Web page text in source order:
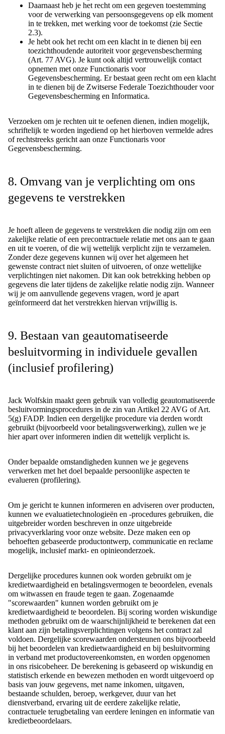
Daarnaast heb je het recht om een gegeven toestemming
voor de verwerking van persoonsgegevens op elk moment
in te trekken, met werking voor de toekomst (zie Sectie
2.3).
Je hebt ook het recht om een klacht in te dienen bij een
toezichthoudende autoriteit voor gegevensbescherming
(Art. 77 AVG). Je kunt ook altijd vertrouwelijk contact
opnemen met onze Functionaris voor
Gegevensbescherming. Er bestaat geen recht om een klacht
in te dienen bij de Zwitserse Federale Toezichthouder voor
Gegevensbescherming en Informatica.
Verzoeken om je rechten uit te oefenen dienen, indien mogelijk,
schriftelijk te worden ingediend op het hierboven vermelde adres
of rechtstreeks gericht aan onze Functionaris voor
Gegevensbescherming.
8. Omvang van je verplichting om ons
gegevens te verstrekken
Je hoeft alleen de gegevens te verstrekken die nodig zijn om een
zakelijke relatie of een precontractuele relatie met ons aan te gaan
en uit te voeren, of die wij wettelijk verplicht zijn te verzamelen.
Zonder deze gegevens kunnen wij over het algemeen het
gewenste contract niet sluiten of uitvoeren, of onze wettelijke
verplichtingen niet nakomen. Dit kan ook betrekking hebben op
gegevens die later tijdens de zakelijke relatie nodig zijn. Wanneer
wij je om aanvullende gegevens vragen, word je apart
geïnformeerd dat het verstrekken hiervan vrijwillig is.
9. Bestaan van geautomatiseerde
besluitvorming in individuele gevallen
(inclusief profilering)
Jack Wolfskin maakt geen gebruik van volledig geautomatiseerde
besluitvormingsprocedures in de zin van Artikel 22 AVG of Art.
5(g) FADP. Indien een dergelijke procedure via derden wordt
gebruikt (bijvoorbeeld voor betalingsverwerking), zullen we je
hier apart over informeren indien dit wettelijk verplicht is.
Onder bepaalde omstandigheden kunnen we je gegevens
verwerken met het doel bepaalde persoonlijke aspecten te
evalueren (profilering).
Om je gericht te kunnen informeren en adviseren over producten,
kunnen we evaluatietechnologieën en -procedures gebruiken, die
uitgebreider worden beschreven in onze uitgebreide
privacyverklaring voor onze website. Deze maken een op
behoeften gebaseerde productontwerp, communicatie en reclame
mogelijk, inclusief markt- en opinieonderzoek.
Dergelijke procedures kunnen ook worden gebruikt om je
kredietwaardigheid en betalingsvermogen te beoordelen, evenals
om witwassen en fraude tegen te gaan. Zogenaamde
"scorewaarden" kunnen worden gebruikt om je
kredietwaardigheid te beoordelen. Bij scoring worden wiskundige
methoden gebruikt om de waarschijnlijkheid te berekenen dat een
klant aan zijn betalingsverplichtingen volgens het contract zal
voldoen. Dergelijke scorewaarden ondersteunen ons bijvoorbeeld
bij het beoordelen van kredietwaardigheid en bij besluitvorming
in verband met productovereenkomsten, en worden opgenomen
in ons risicobeheer. De berekening is gebaseerd op wiskundig en
statistisch erkende en bewezen methoden en wordt uitgevoerd op
basis van jouw gegevens, met name inkomen, uitgaven,
bestaande schulden, beroep, werkgever, duur van het
dienstverband, ervaring uit de eerdere zakelijke relatie,
contractuele terugbetaling van eerdere leningen en informatie van
kredietbeoordelaars.